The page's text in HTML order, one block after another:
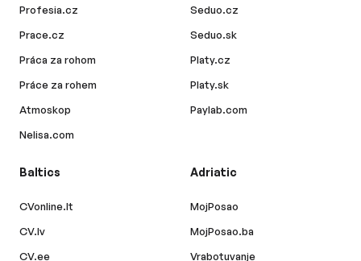
Profesia.cz
Prace.cz
Práca za rohom
Práce za rohem
Atmoskop
Nelisa.com
Seduo.cz
Seduo.sk
Platy.cz
Platy.sk
Paylab.com
Baltics
CVonline.lt
CV.lv
CV.ee
Adriatic
MojPosao
MojPosao.ba
Vrabotuvanje